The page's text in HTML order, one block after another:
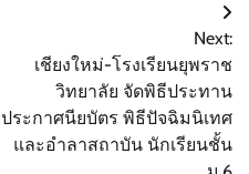
Next:
เชียงใหม่-โรงเรียนยุพราช
วิทยาลัย จัดพิธีประทาน
ประกาศนียบัตร พิธีปัจฉิมนิเทศ
และอำลาสถาบัน นักเรียนชั้น